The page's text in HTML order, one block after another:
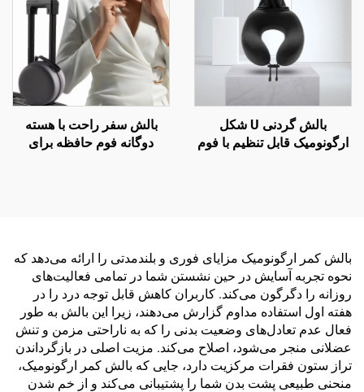
بالش گردنی U شکل
ارگونومیک قابل تنظیم با فوم
بالش سفر راحت با هسته
دوگانه فوم حافظه برای
بالش کمر ارگونومیک مزایای فوری و بلندمدتی را ارائه می‌دهد که
نحوه تجربه آسایش در حین نشستن شما در تمامی فعالیت‌های
روزانه را دگرگون می‌کند. کاربران کاهش قابل توجه درد را در
هفته اول استفاده مداوم گزارش می‌دهند، زیرا این بالش به طور
فعال عدم تعادل‌های وضعیت بدنی را که به ناراحتی مزمن و تنش
عضلانی منجر می‌شود، اصلاح می‌کند. مزیت اصلی در بازگرداندن
تراز ستون فقرات مرکزیت دارد، جایی که بالش کمر ارگونومیک،
منحنی طبیعی پشت بدن شما را پشتیبانی می‌کند و از خم شدن